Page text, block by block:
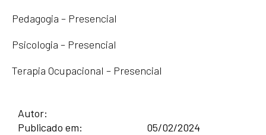
Pedagogia – Presencial
Psicologia – Presencial
Terapia Ocupacional – Presencial
Autor:
Publicado em:
05/02/2024